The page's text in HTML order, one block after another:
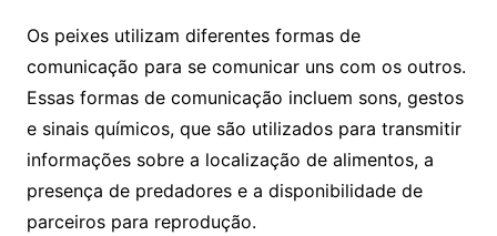
Os peixes utilizam diferentes formas de
comunicação para se comunicar uns com os outros.
Essas formas de comunicação incluem sons, gestos
e sinais químicos, que são utilizados para transmitir
informações sobre a localização de alimentos, a
presença de predadores e a disponibilidade de
parceiros para reprodução.